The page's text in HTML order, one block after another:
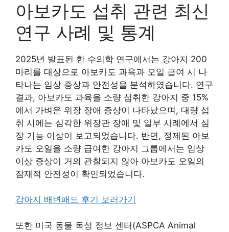
아보카도 섭취 관련 최신
연구 사례 및 통계
2025년 발표된 한 수의학 연구에서는 강아지 200
마리를 대상으로 아보카도 과육과 오일 급여 시 나
타나는 임상 증상과 안전성을 분석하였습니다. 연구
결과, 아보카도 과육을 소량 섭취한 강아지 중 15%
에서 가벼운 위장 장애 증상이 나타났으며, 대량 섭
취 시에는 심각한 위장관 장애 및 일부 사례에서 심
장 기능 이상이 보고되었습니다. 반면, 정제된 아보
카도 오일을 소량 급여한 강아지 그룹에서는 임상
이상 증상이 거의 관찰되지 않아 아보카도 오일의
잠재적 안전성이 확인되었습니다.
강아지 배변패드 후기 보러가기
또한 미국 동물 독성 정보 센터(ASPCA Animal